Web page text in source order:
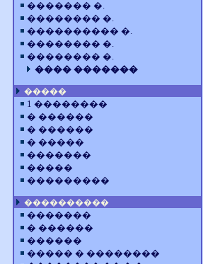
������� �.
�������� �.
���������� �.
�������� �.
�������� �.
���� �������
�����
1 ��������
� ������
� ������
� �����
�������
�����
���������
����������
�������
� ������
������
����� � ��������